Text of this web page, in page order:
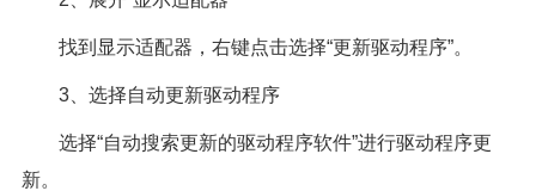
找到显示适配器，右键点击选择“更新驱动程序”。
3、选择自动更新驱动程序
选择“自动搜索更新的驱动程序软件”进行驱动程序更
新。